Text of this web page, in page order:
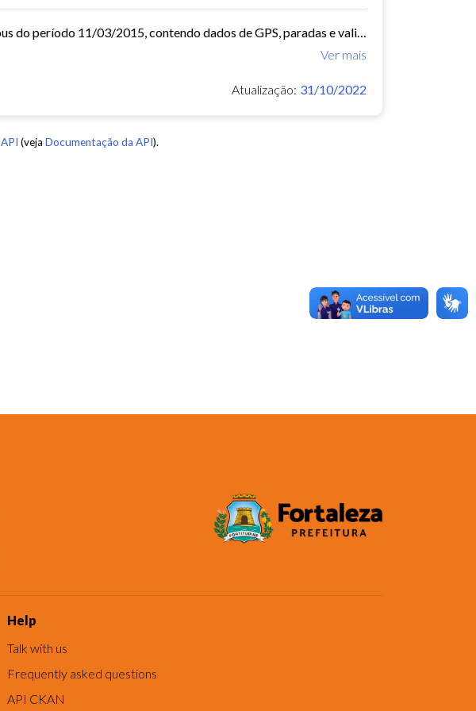
O arquivo contem dados de mobilidade de ônibus do período 11/03/2015, contendo dados de GPS, paradas e validação.
Ver mais
Atualização: 31/10/2022
API (veja Documentação da API).
Help
Talk with us
Frequently asked questions
API CKAN